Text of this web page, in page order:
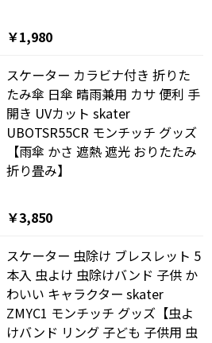
￥1,980
スケーター カラビナ付き 折りた
たみ傘 日傘 晴雨兼用 カサ 便利 手
開き UVカット skater
UBOTSR55CR モンチッチ グッズ
【雨傘 かさ 遮熱 遮光 おりたたみ
折り畳み】
￥3,850
スケーター 虫除け ブレスレット 5
本入 虫よけ 虫除けバンド 子供 か
わいい キャラクター skater
ZMYC1 モンチッチ グッズ【虫よ
けバンド リング 子ども 子供用 虫